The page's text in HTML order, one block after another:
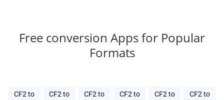
Free conversion Apps for Popular
Formats
CF2 to
CF2 to
CF2 to
CF2 to
CF2 to
CF2 to